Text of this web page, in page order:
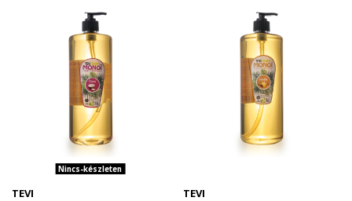
Nincs-készleten
TEVI
TEVI